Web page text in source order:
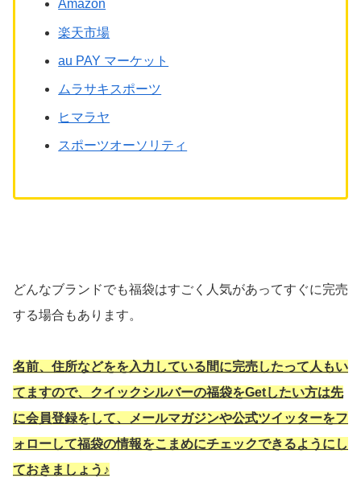
Amazon
楽天市場
au PAY マーケット
ムラサキスポーツ
ヒマラヤ
スポーツオーソリティ
どんなブランドでも福袋はすごく人気があってすぐに完売
する場合もあります。
名前、住所などをを入力している間に完売したって人もい
てますので、クイックシルバーの福袋をGetしたい方は先
に会員登録をして、メールマガジンや公式ツイッターをフ
ォローして福袋の情報をこまめにチェックできるようにし
ておきましょう♪